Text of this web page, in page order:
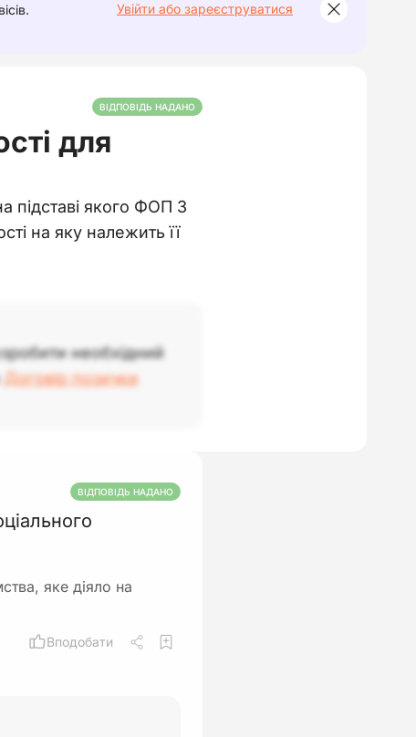
Увійти або зареєструватися
ВІДПОВІДЬ НАДАНО
для
підставі якого ФОП 3
на яку належить її
необхідний
Договір позички
ВІДПОВІДЬ НАДАНО
яке діяло на
Вподобати